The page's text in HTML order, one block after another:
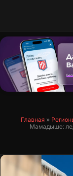
Главная »
Мамадыше: